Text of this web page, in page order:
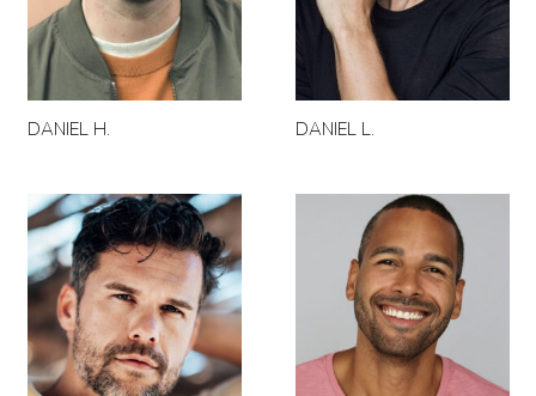
DANIEL H. DANIEL L.